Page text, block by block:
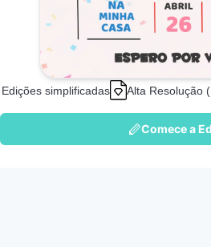
Edições simplificadas Alta Resolução
Comece a